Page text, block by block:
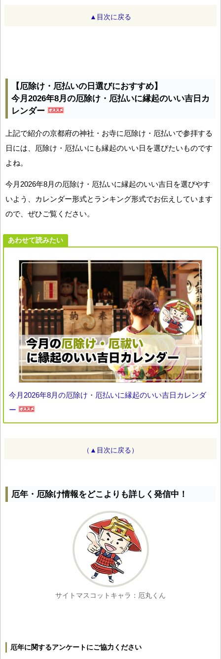
▲目次に戻る
【厄除け・厄払いの日選びにおすすめ】
今月2026年8月の厄除け・厄払いに縁起のいい吉日カ
レンダー
上記で紹介の京都府の神社・お寺に厄除け・厄払いで参拝する
日には、厄除け・厄払いにも縁起のいい日を選びたいものです
よね。
今月2026年8月の厄除け・厄払いに縁起のいい吉日を選びやす
いよう、カレンダー形式とランキング形式でお伝えしています
ので、ぜひご覧ください。
あわせて読みたい
今月2026年8月の厄除け・厄払いに縁起のいい吉日カレンダ
ー
（▲目次に戻る）
厄年・厄除け情報をどこよりも詳しく発信中！
サイトマスコットキャラ：厄丸くん
厄年に関するアンケートにご協力ください